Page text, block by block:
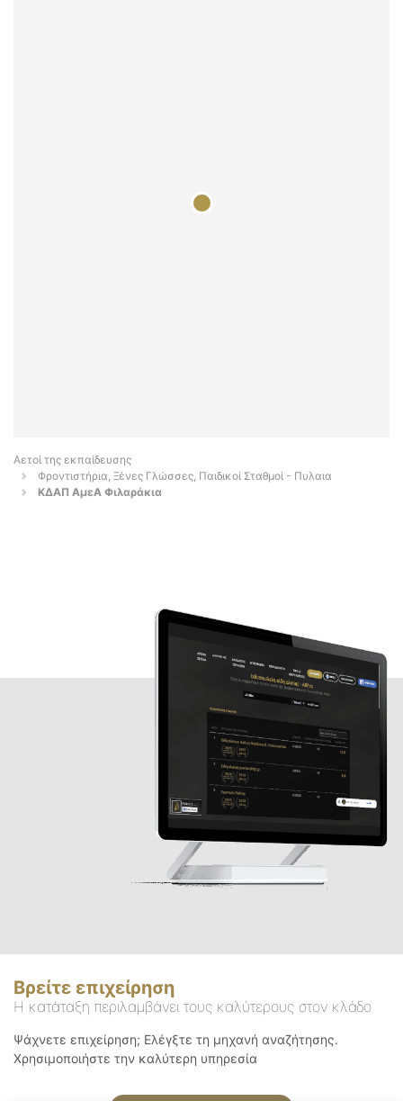
Αετοί της εκπαίδευσης
Φροντιστήρια, Ξένες Γλώσσες, Παιδικοί Σταθμοί - Πυλαια
ΚΔΑΠ ΑμεΑ Φιλαράκια
Βρείτε επιχείρηση
Η κατάταξη περιλαμβάνει τους καλύτερους στον κλάδο
Ψάχνετε επιχείρηση; Ελέγξτε τη μηχανή αναζήτησης.
Χρησιμοποιήστε την καλύτερη υπηρεσία